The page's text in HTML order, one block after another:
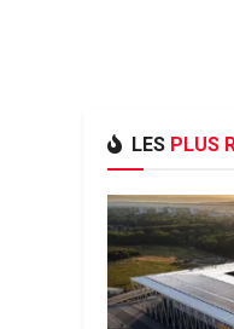
LES PLUS